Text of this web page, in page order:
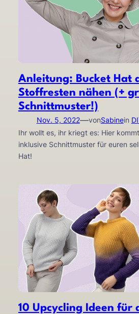
Anleitung: Bucket Hat
Stoffresten nähen (+
Schnittmuster!)
Nov. 5, 2022—vonSabinein
Ihr wollt es, ihr kriegt es: Hier
inklusive Schnittmuster für euren
Hat!
10 Upcycling Ideen für